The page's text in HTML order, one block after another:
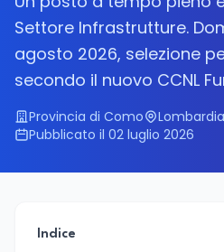
Settore Infrastrutture.
agosto 2026, selezione
secondo il nuovo CCNL
Provincia di Como
Lombardia
Pubblicato il 02 luglio 2026
Indice